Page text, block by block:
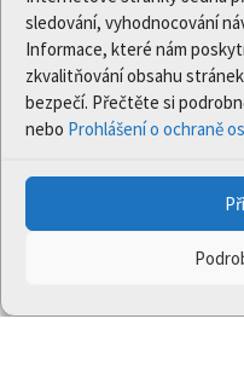
sledování, vyhodnocování
Informace, které nám
zkvalitňování obsahu
bezpečí. Přečtěte si
nebo Prohlášení o ochraně